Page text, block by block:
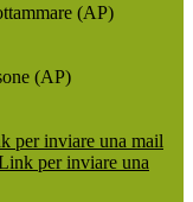
(AP)
(AP)
per inviare una mail
per inviare una